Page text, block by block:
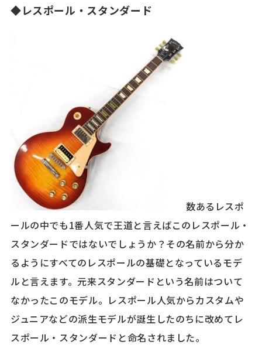
◆レスポール・スタンダード
数あるレスポ
ールの中でも1番人気で王道と言えばこのレスポール・
スタンダードではないでしょうか？その名前から分か
るようにすべてのレスポールの基礎となっているモデ
ルと言えます。元来スタンダードという名前はついて
なかったこのモデル。レスポール人気からカスタムや
ジュニアなどの派生モデルが誕生したのちに改めてレ
スポール・スタンダードと命名されました。